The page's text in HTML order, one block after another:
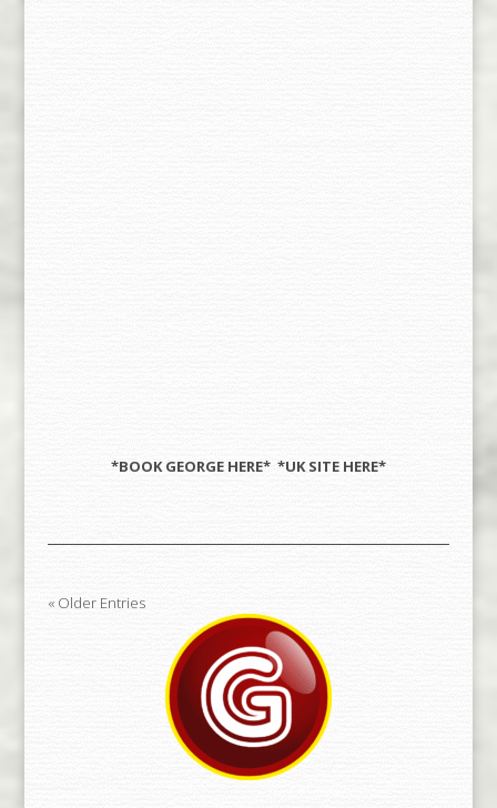
*BOOK GEORGE HERE* *UK SITE HERE*
« Older Entries